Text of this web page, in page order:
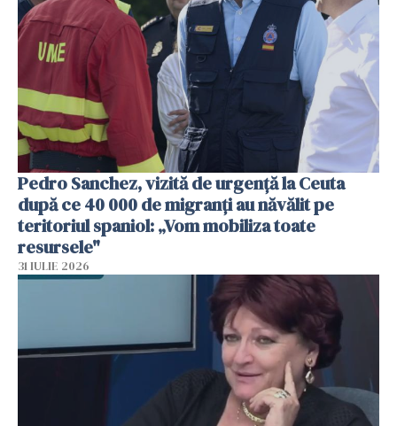
Pedro Sanchez, vizită de urgență la Ceuta
după ce 40 000 de migranți au năvălit pe
teritoriul spaniol: „Vom mobiliza toate
resursele"
31 IULIE 2026